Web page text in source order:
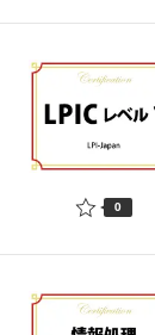
0